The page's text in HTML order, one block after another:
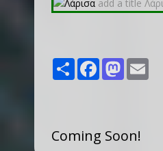
Share FacebookMastodon
Coming Soon!